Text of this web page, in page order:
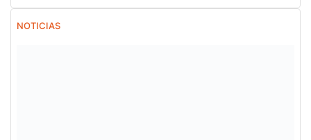
NOTICIAS